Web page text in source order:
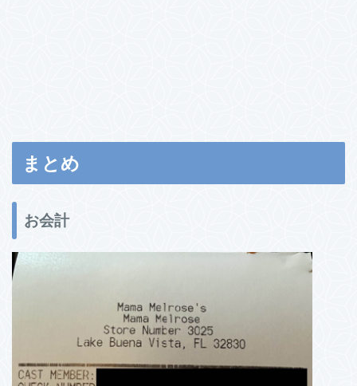
まとめ
お会計